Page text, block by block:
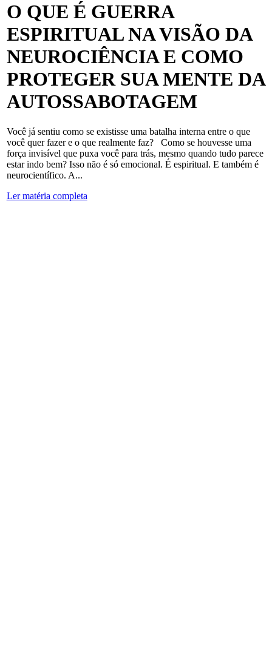
O QUE É GUERRA
ESPIRITUAL NA VISÃO DA
NEUROCIÊNCIA E COMO
PROTEGER SUA MENTE DA
AUTOSSABOTAGEM
Você já sentiu como se existisse uma batalha interna entre o que
você quer fazer e o que realmente faz? Como se houvesse uma
força invisível que puxa você para trás, mesmo quando tudo parece
estar indo bem? Isso não é só emocional. É espiritual. E também é
neurocientífico. A...
Ler matéria completa